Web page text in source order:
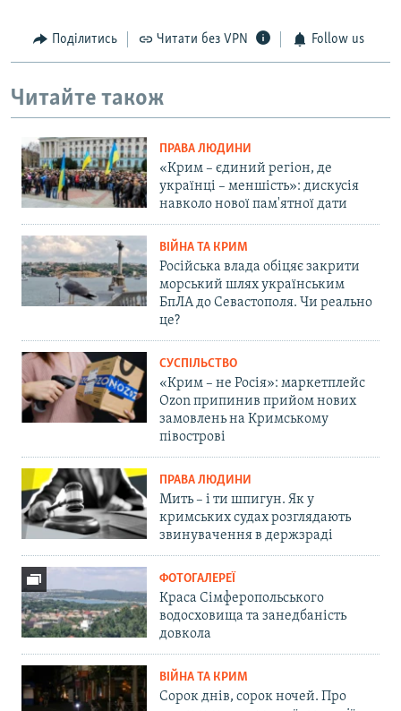
Поділитись Читати без VPN Follow us
Читайте також
ПРАВА ЛЮДИНИ
«Крим – єдиний регіон, де
українці – меншість»: дискусія
навколо нової пам'ятної дати
ВІЙНА ТА КРИМ
Російська влада обіцяє закрити
морський шлях українським
БпЛА до Севастополя. Чи реально
це?
СУСПІЛЬСТВО
«Крим – не Росія»: маркетплейс
Ozon припинив прийом нових
замовлень на Кримському
півострові
ПРАВА ЛЮДИНИ
Мить – і ти шпигун. Як у
кримських судах розглядають
звинувачення в держзраді
ФОТОГАЛЕРЕЇ
Краса Сімферопольського
водосховища та занедбаність
довкола
ВІЙНА ТА КРИМ
Сорок днів, сорок ночей. Про